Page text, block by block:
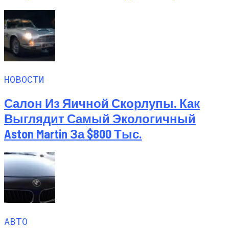
НОВОСТИ
Салон Из Яичной Скорлупы. Как
Выглядит Самый Экологичный
Aston Martin За $800 Тыс.
АВТО